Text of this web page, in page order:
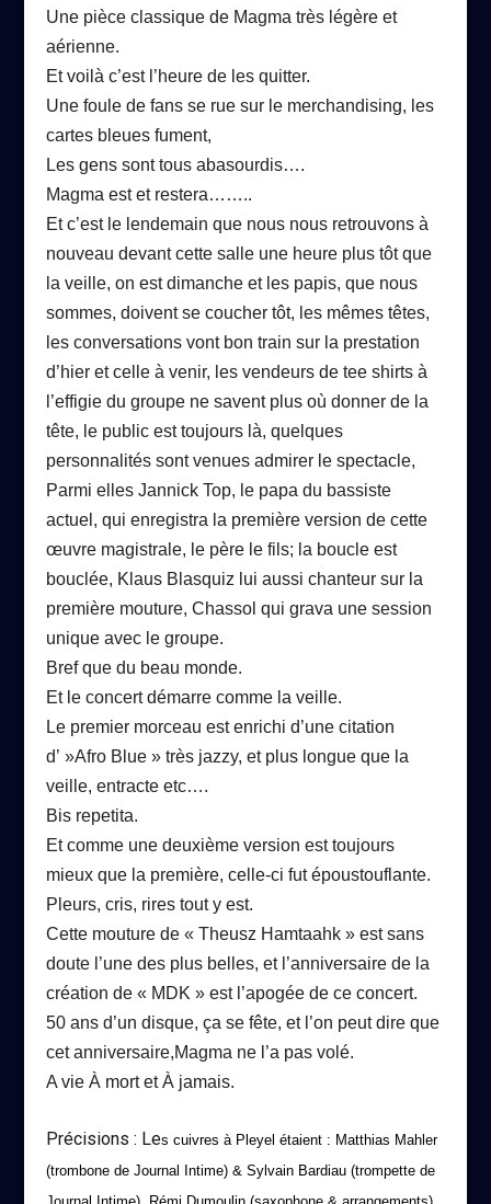
Une pièce classique de Magma très légère et
aérienne.
Et voilà c’est l’heure de les quitter.
Une foule de fans se rue sur le merchandising, les
cartes bleues fument,
Les gens sont tous abasourdis….
Magma est et restera……..
Et c’est le lendemain que nous nous retrouvons à
nouveau devant cette salle une heure plus tôt que
la veille, on est dimanche et les papis, que nous
sommes, doivent se coucher tôt, les mêmes têtes,
les conversations vont bon train sur la prestation
d’hier et celle à venir, les vendeurs de tee shirts à
l’effigie du groupe ne savent plus où donner de la
tête, le public est toujours là, quelques
personnalités sont venues admirer le spectacle,
Parmi elles Jannick Top, le papa du bassiste
actuel, qui enregistra la première version de cette
œuvre magistrale, le père le fils; la boucle est
bouclée, Klaus Blasquiz lui aussi chanteur sur la
première mouture, Chassol qui grava une session
unique avec le groupe.
Bref que du beau monde.
Et le concert démarre comme la veille.
Le premier morceau est enrichi d’une citation
d’ »Afro Blue » très jazzy, et plus longue que la
veille, entracte etc….
Bis repetita.
Et comme une deuxième version est toujours
mieux que la première, celle-ci fut époustouflante.
Pleurs, cris, rires tout y est.
Cette mouture de « Theusz Hamtaahk » est sans
doute l’une des plus belles, et l’anniversaire de la
création de « MDK » est l’apogée de ce concert.
50 ans d’un disque, ça se fête, et l’on peut dire que
cet anniversaire,Magma ne l’a pas volé.
A vie À mort et À jamais.
Précisions : Les cuivres à Pleyel étaient : Matthias Mahler
(trombone de Journal Intime) & Sylvain Bardiau (trompette de